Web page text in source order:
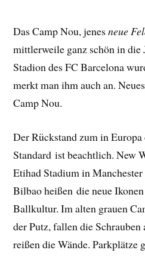
Das Camp Nou, jenesneue
mittlerweile ganz schön in die
Stadion des FC Barcelona
merkt man ihm auch an.
Camp Nou.
Der Rückstand zum in
Standard ist beachtlich. New
Etihad Stadium in
Bilbao heißen die neue
Ballkultur. Im alten grauen
der Putz, fallen die Schrauben
reißen die Wände. Parkplätze